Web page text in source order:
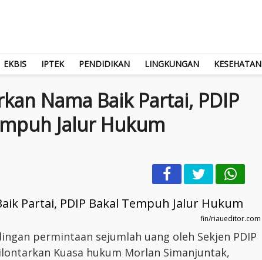
EKBIS IPTEK PENDIDIKAN LINGKUNGAN KESEHATAN
Nama Baik Partai, PDIP
Jalur Hukum
fin/riaueditor.com
permintaan sejumlah uang oleh Sekjen PDIP
Kuasa hukum Morlan Simanjuntak,